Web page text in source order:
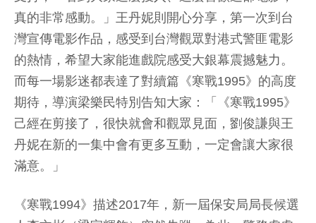
真的非常感動。」王丹妮則開心分享，第一次到台
灣宣傳電影作品，感受到台灣觀眾對港式警匪電影
的熱情，希望大家能進戲院感受大銀幕震撼魅力。
而每一場影迷都表達了對續篇《寒戰1995》的高度
期待，導演梁樂民特別告知大家：「《寒戰1995》
己經在剪接了，很快就會和觀眾見面，劉俊謙與王
丹妮在新的一集中會有更多互動，一定會讓大家很
滿意。」
《寒戰1994》描述2017年，新一屆保安局局長候選